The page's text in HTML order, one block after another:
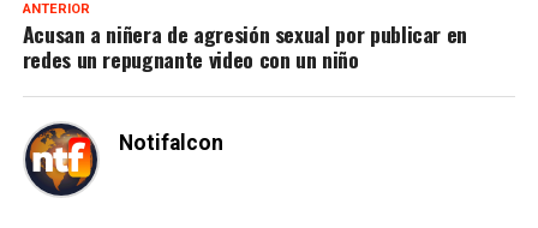
ANTERIOR
Acusan a niñera de agresión sexual por publicar en
redes un repugnante video con un niño
Notifalcon